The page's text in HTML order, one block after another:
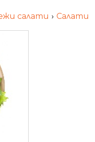
салати › Салати